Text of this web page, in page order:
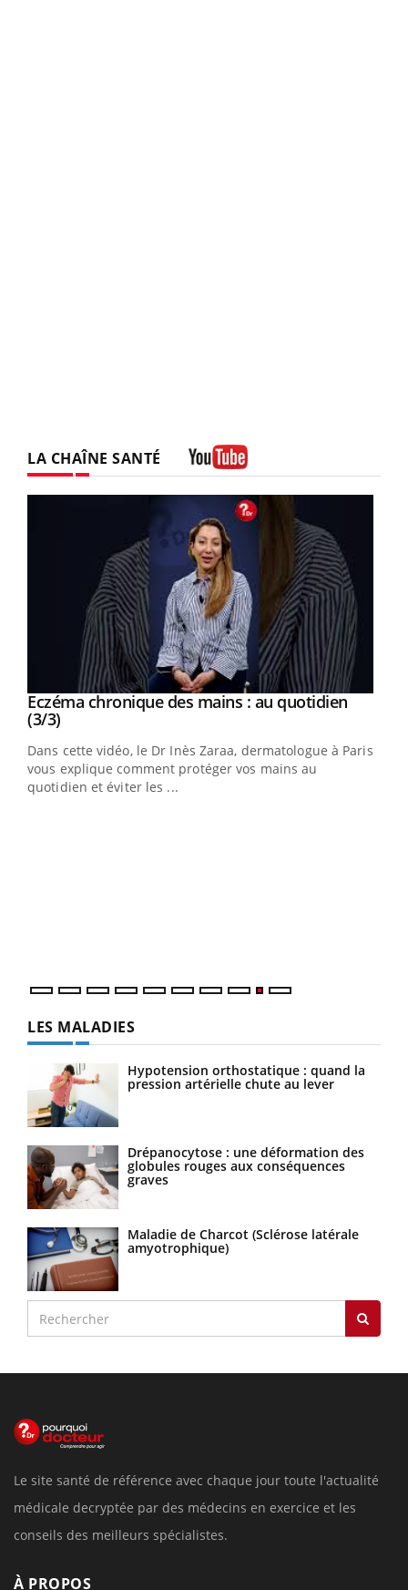
LA CHAÎNE SANTÉ
Youtube
Youtube
Eczéma chronique des mains : au quotidien
(3/3)Youtube
Dans cette vidéo, le Dr Inès Zaraa, dermatologue à Paris,
vous explique comment protéger vos mains au
quotidien et éviter les ...
LES MALADIES
Hypotension orthostatique : quand la
pression artérielle chute au lever
Drépanocytose : une déformation des
globules rouges aux conséquences
graves
Maladie de Charcot (Sclérose latérale
amyotrophique)
Le site santé de référence avec chaque jour toute l'actualité
médicale decryptée par des médecins en exercice et les
conseils des meilleurs spécialistes.
À PROPOS